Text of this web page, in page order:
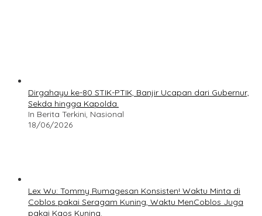
Dirgahayu ke-80 STIK-PTIK, Banjir Ucapan dari Gubernur,
Sekda hingga Kapolda.
In Berita Terkini, Nasional
18/06/2026
Lex Wu: Tommy Rumagesan Konsisten! Waktu Minta di
Coblos pakai Seragam Kuning, Waktu MenCoblos Juga
pakai Kaos Kuning.